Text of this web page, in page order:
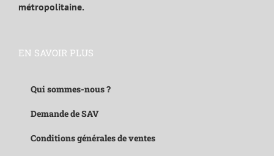
métropolitaine.
EN SAVOIR PLUS
Qui sommes-nous ?
Demande de SAV
Conditions générales de ventes